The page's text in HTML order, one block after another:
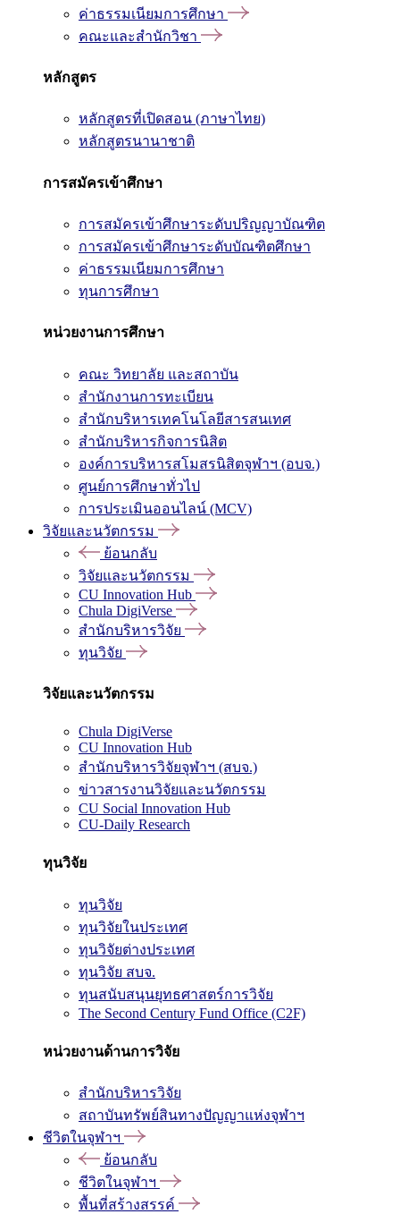
ค่าธรรมเนียมการศึกษา
คณะและสำนักวิชา
หลักสูตร
หลักสูตรที่เปิดสอน (ภาษาไทย)
หลักสูตรนานาชาติ
การสมัครเข้าศึกษา
การสมัครเข้าศึกษาระดับปริญญาบัณฑิต
การสมัครเข้าศึกษาระดับบัณฑิตศึกษา
ค่าธรรมเนียมการศึกษา
ทุนการศึกษา
หน่วยงานการศึกษา
คณะ วิทยาลัย และสถาบัน
สำนักงานการทะเบียน
สำนักบริหารเทคโนโลยีสารสนเทศ
สำนักบริหารกิจการนิสิต
องค์การบริหารสโมสรนิสิตจุฬาฯ (อบจ.)
ศูนย์การศึกษาทั่วไป
การประเมินออนไลน์ (MCV)
วิจัยและนวัตกรรม
ย้อนกลับ
วิจัยและนวัตกรรม
CU Innovation Hub
Chula DigiVerse
สำนักบริหารวิจัย
ทุนวิจัย
วิจัยและนวัตกรรม
Chula DigiVerse
CU Innovation Hub
สำนักบริหารวิจัยจุฬาฯ (สบจ.)
ข่าวสารงานวิจัยและนวัตกรรม
CU Social Innovation Hub
CU-Daily Research
ทุนวิจัย
ทุนวิจัย
ทุนวิจัยในประเทศ
ทุนวิจัยต่างประเทศ
ทุนวิจัย สบจ.
ทุนสนับสนุนยุทธศาสตร์การวิจัย
The Second Century Fund Office (C2F)
หน่วยงานด้านการวิจัย
สำนักบริหารวิจัย
สถาบันทรัพย์สินทางปัญญาแห่งจุฬาฯ
ชีวิตในจุฬาฯ
ย้อนกลับ
ชีวิตในจุฬาฯ
พื้นที่สร้างสรรค์